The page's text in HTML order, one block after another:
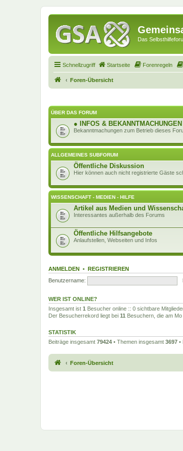
Das
Schnellzugriff Startseite Forenregeln
Foren-Übersicht
ÜBER DAS FORUM
● INFOS &
Bekanntmachungen zum Betrieb dieses
ALLGEMEINES SUBFORUM
Öffentliche Diskussion
Hier können auch nicht registrierte Gäste
WISSENSCHAFT - MEDIEN - HILFE
Artikel aus Medien und
Interessantes außerhalb des Forums
Öffentliche Hilfsangebote
Anlaufstellen, Webseiten und Infos
ANMELDEN • REGISTRIEREN
Benutzername:
WER IST ONLINE?
Insgesamt ist 1 Besucher online :: 0 sichtbare
Der Besucherrekord liegt bei 11 Besuchern, die am
STATISTIK
Beiträge insgesamt 79424 • Themen insgesamt 3697 •
Foren-Übersicht